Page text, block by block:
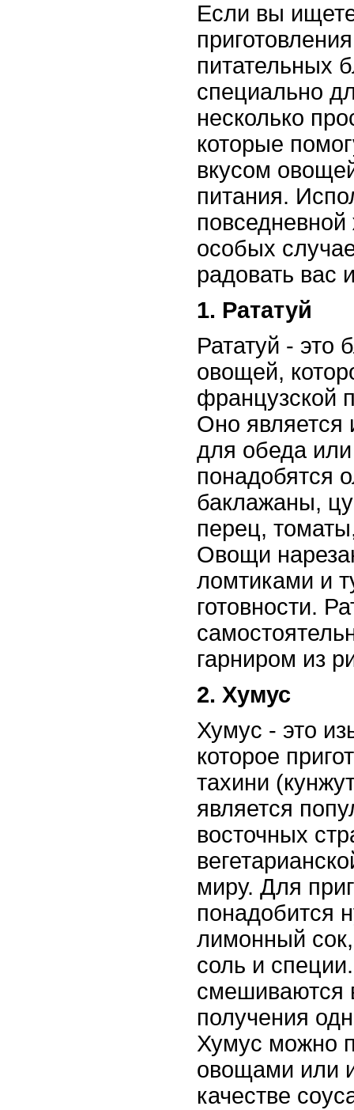
Если вы
питательных
специально
несколько
которые
вкусом
питания.
особых
радовать вас
1. Рататуй
Рататуй - это
овощей,
французской
Оно
для обеда
понадобятся
баклажаны,
перец,
Овощи
ломтиками и
готовности.
гарниром из
2. Хумус
Хумус - это
которое
тахини
является
восточных
миру. Для
понадобится
лимонный
соль и
смешиваются
получения
Хумус можно
овощами или
качестве